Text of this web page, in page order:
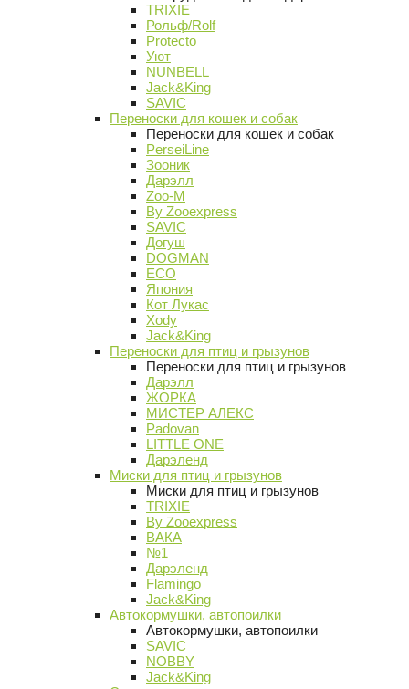
TRIXIE
Рольф/Rolf
Protecto
Уют
NUNBELL
Jack&King
SAVIC
Переноски для кошек и собак
Переноски для кошек и собак
PerseiLine
Зооник
Дарэлл
Zoo-M
By Zooexpress
SAVIC
Догуш
DOGMAN
ECO
Япония
Кот Лукас
Xody
Jack&King
Переноски для птиц и грызунов
Переноски для птиц и грызунов
Дарэлл
ЖОРКА
МИСТЕР АЛЕКС
Padovan
LITTLE ONE
Дарэленд
Миски для птиц и грызунов
Миски для птиц и грызунов
TRIXIE
By Zooexpress
ВАКА
№1
Дарэленд
Flamingo
Jack&King
Автокормушки, автопоилки
Автокормушки, автопоилки
SAVIC
NOBBY
Jack&King